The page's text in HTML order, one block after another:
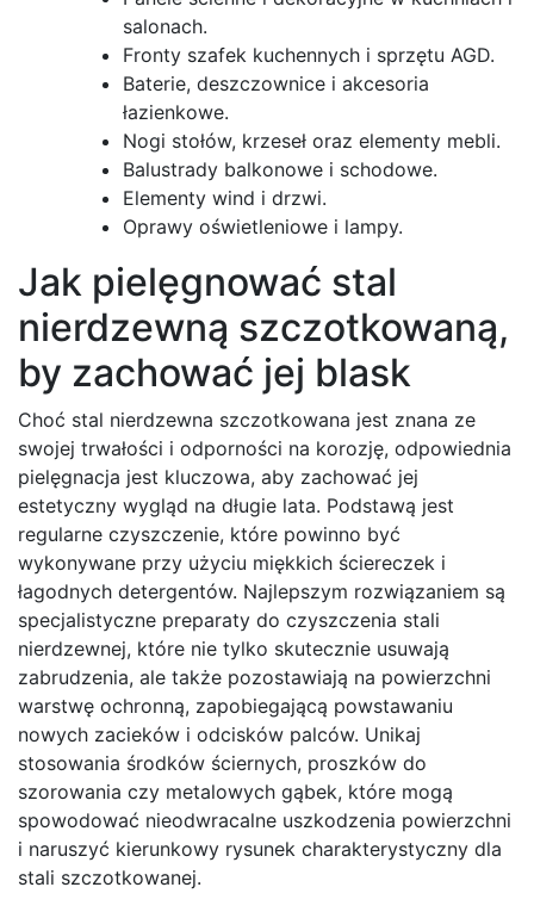
salonach.
Fronty szafek kuchennych i sprzętu AGD.
Baterie, deszczownice i akcesoria
łazienkowe.
Nogi stołów, krzeseł oraz elementy mebli.
Balustrady balkonowe i schodowe.
Elementy wind i drzwi.
Oprawy oświetleniowe i lampy.
Jak pielęgnować stal
nierdzewną szczotkowaną,
by zachować jej blask
Choć stal nierdzewna szczotkowana jest znana ze
swojej trwałości i odporności na korozję, odpowiednia
pielęgnacja jest kluczowa, aby zachować jej
estetyczny wygląd na długie lata. Podstawą jest
regularne czyszczenie, które powinno być
wykonywane przy użyciu miękkich ściereczek i
łagodnych detergentów. Najlepszym rozwiązaniem są
specjalistyczne preparaty do czyszczenia stali
nierdzewnej, które nie tylko skutecznie usuwają
zabrudzenia, ale także pozostawiają na powierzchni
warstwę ochronną, zapobiegającą powstawaniu
nowych zacieków i odcisków palców. Unikaj
stosowania środków ściernych, proszków do
szorowania czy metalowych gąbek, które mogą
spowodować nieodwracalne uszkodzenia powierzchni
i naruszyć kierunkowy rysunek charakterystyczny dla
stali szczotkowanej.